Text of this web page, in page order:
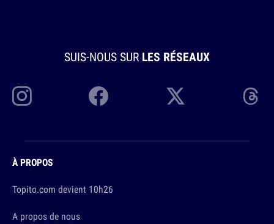
SUIS-NOUS SUR LES RÉSEAUX
À PROPOS
Topito.com devient 10h26
A propos de nous